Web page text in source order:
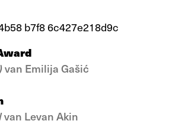
van Emilija Gašić
van Levan Akin